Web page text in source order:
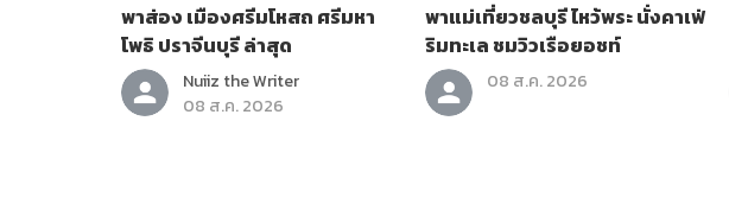
พาส่อง เมืองศรีมโหสถ ศรีมหา
โพธิ ปราจีนบุรี ล่าสุด
Nuiiz ​the​ Writer​
08 ส.ค. 2026
พาแม่เที่ยวชลบุรี ไหว้พระ นั่งคาเฟ่
ริมทะเล ชมวิวเรือยอชท์
08 ส.ค. 2026